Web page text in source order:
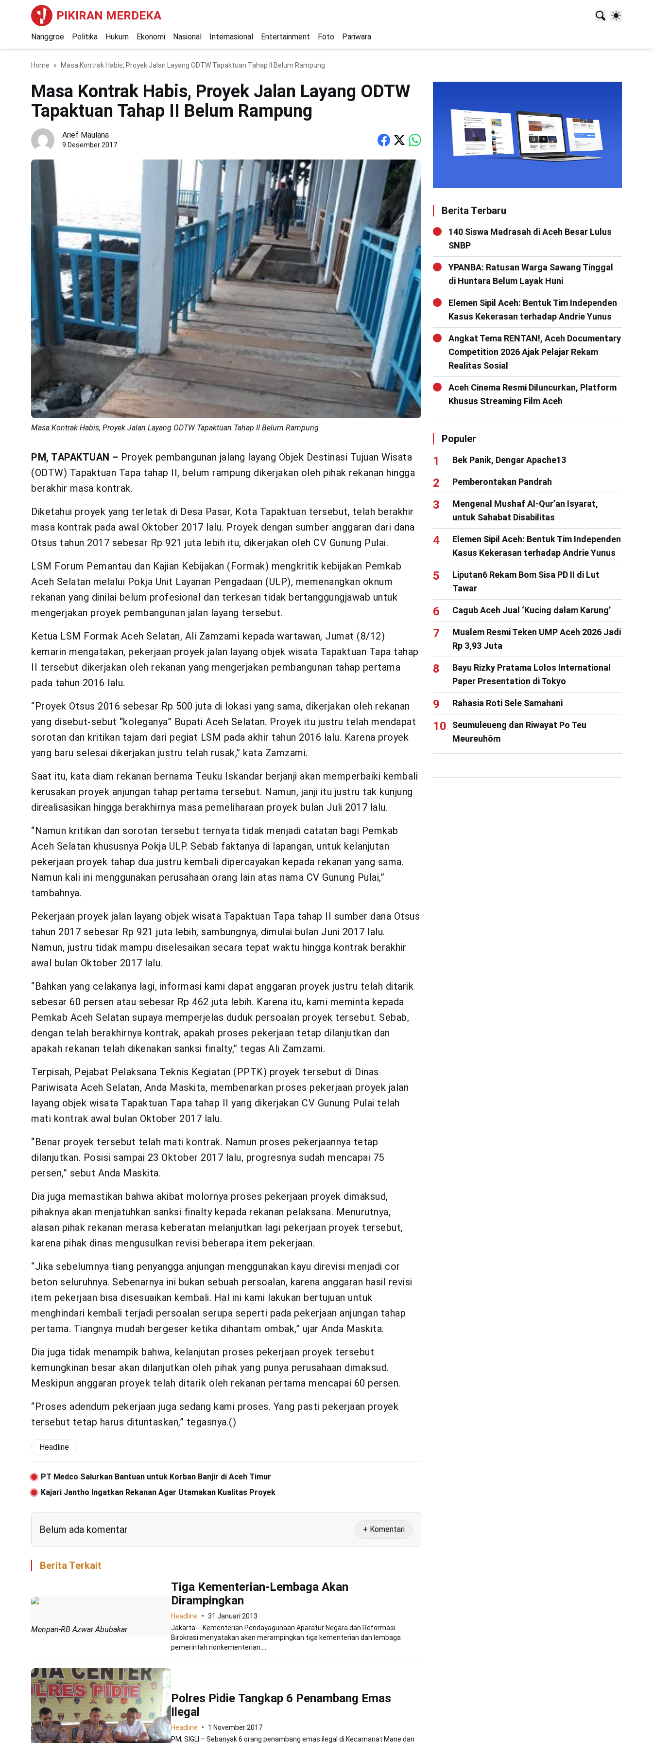
PIKIRAN MERDEKA
Nanggroe Politika Hukum Ekonomi Nasional Internasional Entertainment Foto Pariwara
Home Masa Kontrak Habis, Proyek Jalan Layang ODTW Tapaktuan Tahap II Belum Rampung
Masa Kontrak Habis, Proyek Jalan Layang ODTW
Tapaktuan Tahap II Belum Rampung
Arief Maulana
9 Desember 2017
Masa Kontrak Habis, Proyek Jalan Layang ODTW Tapaktuan Tahap II Belum Rampung
PM, TAPAKTUAN – Proyek pembangunan jalang layang Objek Destinasi Tujuan Wisata
(ODTW) Tapaktuan Tapa tahap II, belum rampung dikerjakan oleh pihak rekanan hingga
berakhir masa kontrak.
Diketahui proyek yang terletak di Desa Pasar, Kota Tapaktuan tersebut, telah berakhir
masa kontrak pada awal Oktober 2017 lalu. Proyek dengan sumber anggaran dari dana
Otsus tahun 2017 sebesar Rp 921 juta lebih itu, dikerjakan oleh CV Gunung Pulai.
LSM Forum Pemantau dan Kajian Kebijakan (Formak) mengkritik kebijakan Pemkab
Aceh Selatan melalui Pokja Unit Layanan Pengadaan (ULP), memenangkan oknum
rekanan yang dinilai belum profesional dan terkesan tidak bertanggungjawab untuk
mengerjakan proyek pembangunan jalan layang tersebut.
Ketua LSM Formak Aceh Selatan, Ali Zamzami kepada wartawan, Jumat (8/12)
kemarin mengatakan, pekerjaan proyek jalan layang objek wisata Tapaktuan Tapa tahap
II tersebut dikerjakan oleh rekanan yang mengerjakan pembangunan tahap pertama
pada tahun 2016 lalu.
“Proyek Otsus 2016 sebesar Rp 500 juta di lokasi yang sama, dikerjakan oleh rekanan
yang disebut-sebut “koleganya” Bupati Aceh Selatan. Proyek itu justru telah mendapat
sorotan dan kritikan tajam dari pegiat LSM pada akhir tahun 2016 lalu. Karena proyek
yang baru selesai dikerjakan justru telah rusak,” kata Zamzami.
Saat itu, kata diam rekanan bernama Teuku Iskandar berjanji akan memperbaiki kembali
kerusakan proyek anjungan tahap pertama tersebut. Namun, janji itu justru tak kunjung
direalisasikan hingga berakhirnya masa pemeliharaan proyek bulan Juli 2017 lalu.
“Namun kritikan dan sorotan tersebut ternyata tidak menjadi catatan bagi Pemkab
Aceh Selatan khususnya Pokja ULP. Sebab faktanya di lapangan, untuk kelanjutan
pekerjaan proyek tahap dua justru kembali dipercayakan kepada rekanan yang sama.
Namun kali ini menggunakan perusahaan orang lain atas nama CV Gunung Pulai,”
tambahnya.
Pekerjaan proyek jalan layang objek wisata Tapaktuan Tapa tahap II sumber dana Otsus
tahun 2017 sebesar Rp 921 juta lebih, sambungnya, dimulai bulan Juni 2017 lalu.
Namun, justru tidak mampu diselesaikan secara tepat waktu hingga kontrak berakhir
awal bulan Oktober 2017 lalu.
“Bahkan yang celakanya lagi, informasi kami dapat anggaran proyek justru telah ditarik
sebesar 60 persen atau sebesar Rp 462 juta lebih. Karena itu, kami meminta kepada
Pemkab Aceh Selatan supaya memperjelas duduk persoalan proyek tersebut. Sebab,
dengan telah berakhirnya kontrak, apakah proses pekerjaan tetap dilanjutkan dan
apakah rekanan telah dikenakan sanksi finalty,” tegas Ali Zamzami.
Terpisah, Pejabat Pelaksana Teknis Kegiatan (PPTK) proyek tersebut di Dinas
Pariwisata Aceh Selatan, Anda Maskita, membenarkan proses pekerjaan proyek jalan
layang objek wisata Tapaktuan Tapa tahap II yang dikerjakan CV Gunung Pulai telah
mati kontrak awal bulan Oktober 2017 lalu.
“Benar proyek tersebut telah mati kontrak. Namun proses pekerjaannya tetap
dilanjutkan. Posisi sampai 23 Oktober 2017 lalu, progresnya sudah mencapai 75
persen,” sebut Anda Maskita.
Dia juga memastikan bahwa akibat molornya proses pekerjaan proyek dimaksud,
pihaknya akan menjatuhkan sanksi finalty kepada rekanan pelaksana. Menurutnya,
alasan pihak rekanan merasa keberatan melanjutkan lagi pekerjaan proyek tersebut,
karena pihak dinas mengusulkan revisi beberapa item pekerjaan.
“Jika sebelumnya tiang penyangga anjungan menggunakan kayu direvisi menjadi cor
beton seluruhnya. Sebenarnya ini bukan sebuah persoalan, karena anggaran hasil revisi
item pekerjaan bisa disesuaikan kembali. Hal ini kami lakukan bertujuan untuk
menghindari kembali terjadi persoalan serupa seperti pada pekerjaan anjungan tahap
pertama. Tiangnya mudah bergeser ketika dihantam ombak,” ujar Anda Maskita.
Dia juga tidak menampik bahwa, kelanjutan proses pekerjaan proyek tersebut
kemungkinan besar akan dilanjutkan oleh pihak yang punya perusahaan dimaksud.
Meskipun anggaran proyek telah ditarik oleh rekanan pertama mencapai 60 persen.
“Proses adendum pekerjaan juga sedang kami proses. Yang pasti pekerjaan proyek
tersebut tetap harus dituntaskan,” tegasnya.()
Headline
PT Medco Salurkan Bantuan untuk Korban Banjir di Aceh Timur
Kajari Jantho Ingatkan Rekanan Agar Utamakan Kualitas Proyek
Belum ada komentar + Komentari
Berita Terkait
Menpan-RB Azwar Abubakar
Tiga Kementerian-Lembaga Akan
Dirampingkan
Headline
31 Januari 2013
Jakarta---Kementerian Pendayagunaan Aparatur Negara dan Reformasi
Birokrasi menyatakan akan merampingkan tiga kementerian dan lembaga
pemerintah nonkementerian....
Polres Pidie Tangkap 6 Penambang Emas
Ilegal
Headline
1 November 2017
PM, SIGLI – Sebanyak 6 orang penambang emas ilegal di Kecamanat Mane dan
Berita Terbaru
140 Siswa Madrasah di Aceh Besar Lulus
SNBP
YPANBA: Ratusan Warga Sawang Tinggal
di Huntara Belum Layak Huni
Elemen Sipil Aceh: Bentuk Tim Independen
Kasus Kekerasan terhadap Andrie Yunus
Angkat Tema RENTAN!, Aceh Documentary
Competition 2026 Ajak Pelajar Rekam
Realitas Sosial
Aceh Cinema Resmi Diluncurkan, Platform
Khusus Streaming Film Aceh
Populer
Bek Panik, Dengar Apache13
Pemberontakan Pandrah
Mengenal Mushaf Al-Qur’an Isyarat,
untuk Sahabat Disabilitas
Elemen Sipil Aceh: Bentuk Tim Independen
Kasus Kekerasan terhadap Andrie Yunus
Liputan6 Rekam Bom Sisa PD II di Lut
Tawar
Cagub Aceh Jual ‘Kucing dalam Karung’
Mualem Resmi Teken UMP Aceh 2026 Jadi
Rp 3,93 Juta
Bayu Rizky Pratama Lolos International
Paper Presentation di Tokyo
Rahasia Roti Sele Samahani
Seumuleueng dan Riwayat Po Teu
Meureuhôm